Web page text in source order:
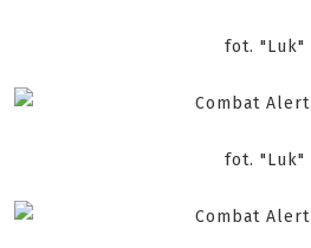
fot. "Luk"
fot. "Luk"